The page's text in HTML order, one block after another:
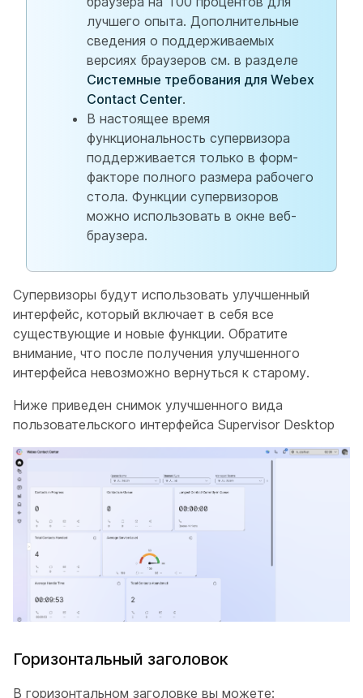
лучшего опыта. Дополнительные
сведения о поддерживаемых
версиях браузеров см. в разделе
Системные требования для Webex
Contact Center.
В настоящее время
функциональность супервизора
поддерживается только в форм-
факторе полного размера рабочего
стола. Функции супервизоров
можно использовать в окне веб-
браузера.
Супервизоры будут использовать улучшенный
интерфейс, который включает в себя все
существующие и новые функции. Обратите
внимание, что после получения улучшенного
интерфейса невозможно вернуться к старому.
Ниже приведен снимок улучшенного вида
пользовательского интерфейса Supervisor Desktop
Горизонтальный заголовок
В горизонтальном заголовке вы можете: